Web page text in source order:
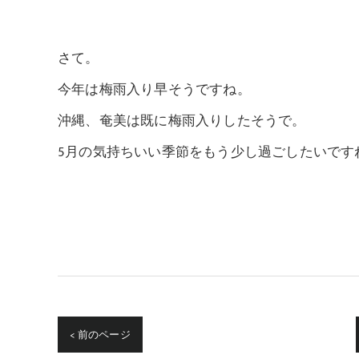
さて。
今年は梅雨入り早そうですね。
沖縄、奄美は既に梅雨入りしたそうで。
5月の気持ちいい季節をもう少し過ごしたいです
< 前のページ